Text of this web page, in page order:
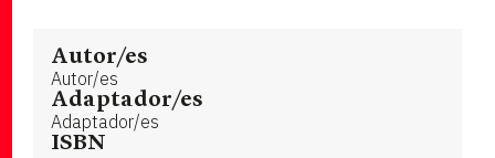
Autor/es
Autor/es
Adaptador/es
Adaptador/es
ISBN